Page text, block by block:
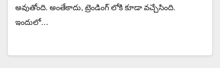
అవుతోంది. అంతేకాదు, ట్రెండింగ్ లోకి కూడా వచ్చేసింది.
ఇందులో…